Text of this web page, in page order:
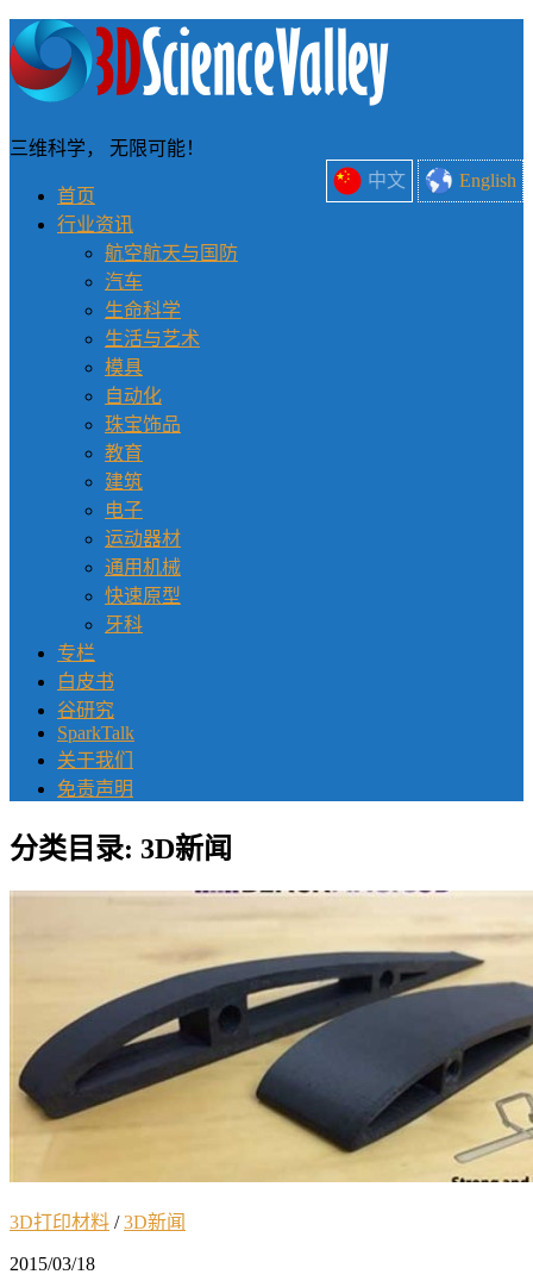
中文 English
三维科学， 无限可能！
首页
行业资讯
航空航天与国防
汽车
生命科学
生活与艺术
模具
自动化
珠宝饰品
教育
建筑
电子
运动器材
通用机械
快速原型
牙科
专栏
白皮书
谷研究
SparkTalk
关于我们
免责声明
分类目录: 3D新闻
3D打印材料 /3D新闻
2015/03/18